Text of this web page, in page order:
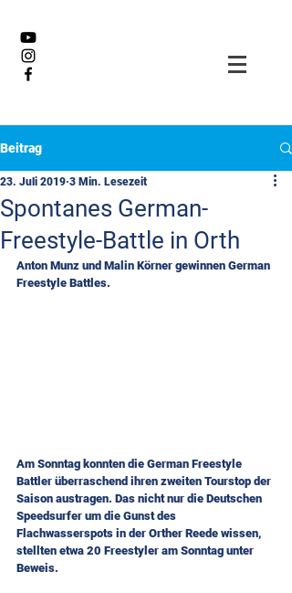
Beitrag
Spontanes German-
Freestyle-Battle in Orth
23. Juli 2019 3 Min. Lesezeit
Anton Munz und Malin Körner gewinnen German
Freestyle Battles.
Am Sonntag konnten die German Freestyle
Battler überraschend ihren zweiten Tourstop der
Saison austragen. Das nicht nur die Deutschen
Speedsurfer um die Gunst des
Flachwasserspots in der Orther Reede wissen,
stellten etwa 20 Freestyler am Sonntag unter
Beweis.